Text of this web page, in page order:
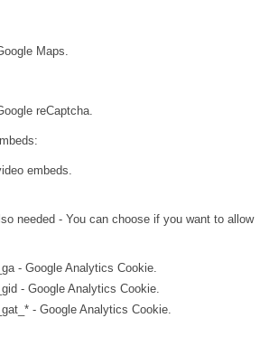
Maps.
reCaptcha.
embeds.
needed - You can choose if you want to allow
- Google Analytics Cookie.
- Google Analytics Cookie.
- Google Analytics Cookie.